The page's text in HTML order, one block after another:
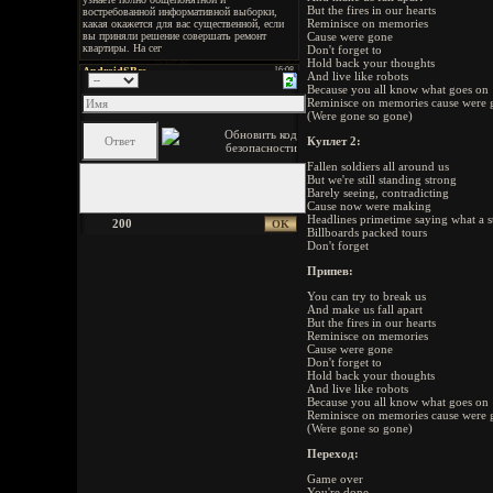
200
But the fires in our hearts
Reminisce on memories
Cause were gone
Don't forget to
Hold back your thoughts
And live like robots
Because you all know what goes on
Reminisce on memories cause were
(Were gone so gone)
Куплет 2:
Fallen soldiers all around us
But we're still standing strong
Barely seeing, contradicting
Cause now were making
Headlines primetime saying what a
Billboards packed tours
Don't forget
Припев:
You can try to break us
And make us fall apart
But the fires in our hearts
Reminisce on memories
Cause were gone
Don't forget to
Hold back your thoughts
And live like robots
Because you all know what goes on
Reminisce on memories cause were
(Were gone so gone)
Переход:
Game over